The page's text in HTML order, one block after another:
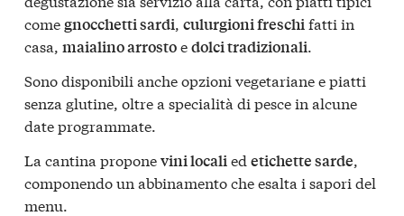
comegnocchetti sardi, culurgioni freschifatti in
casa, maialino arrostoedolci tradizionali.
Sono disponibili anche opzioni vegetariane e piatti
senza glutine, oltre a specialità di pesce in alcune
date programmate.
La cantina proponevini localied etichette sarde,
componendo un abbinamento che esalta i sapori del
menu.